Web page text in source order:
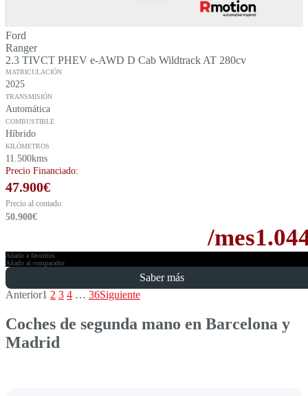
Ford
Ranger
2.3 TIVCT PHEV e-AWD D Cab Wildtrack AT 280cv
MATRICULACIÓN
2025
TRANSMISIÓN
Automática
COMBUSTIBLE
Híbrido
KILÓMETROS
11.500kms
Precio Financiado:
47.900€
Precio al contado:
50.900€
/mes
Añadir a favoritos
Añadir al comparador
Saber más
Anterior1 2 3 4 … 36Siguiente
Coches de segunda mano en Barcelona y
Madrid